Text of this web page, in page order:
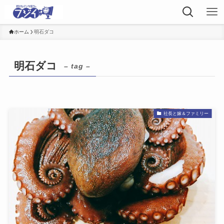
ホーム 明石ダコ
明石ダコ – tag –
社長と嫁＆ファミリー